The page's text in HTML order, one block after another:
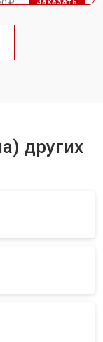
₽
₽
других